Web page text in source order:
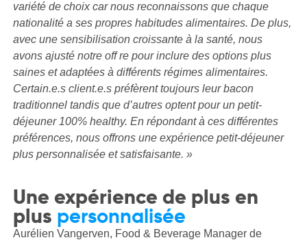
variété de choix car nous reconnaissons que chaque
nationalité a ses propres habitudes alimentaires. De plus,
avec une sensibilisation croissante à la santé, nous
avons ajusté notre off re pour inclure des options plus
saines et adaptées à différents régimes alimentaires.
Certain.e.s client.e.s préfèrent toujours leur bacon
traditionnel tandis que d’autres optent pour un petit-
déjeuner 100% healthy. En répondant à ces différentes
préférences, nous offrons une expérience petit-déjeuner
plus personnalisée et satisfaisante. »
Une expérience de plus en
plus personnalisée
Aurélien Vangerven, Food & Beverage Manager de